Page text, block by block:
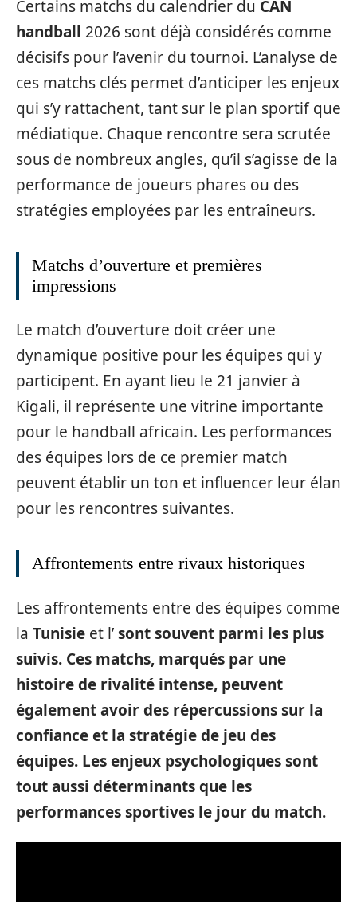
Certains matchs du calendrier du CAN
handball 2026 sont déjà considérés comme
décisifs pour l’avenir du tournoi. L’analyse de
ces matchs clés permet d’anticiper les enjeux
qui s’y rattachent, tant sur le plan sportif que
médiatique. Chaque rencontre sera scrutée
sous de nombreux angles, qu’il s’agisse de la
performance de joueurs phares ou des
stratégies employées par les entraîneurs.
Matchs d’ouverture et premières
impressions
Le match d’ouverture doit créer une
dynamique positive pour les équipes qui y
participent. En ayant lieu le 21 janvier à
Kigali, il représente une vitrine importante
pour le handball africain. Les performances
des équipes lors de ce premier match
peuvent établir un ton et influencer leur élan
pour les rencontres suivantes.
Affrontements entre rivaux historiques
Les affrontements entre des équipes comme
la Tunisie et l’sont souvent parmi les plus
suivis. Ces matchs, marqués par une
histoire de rivalité intense, peuvent
également avoir des répercussions sur la
confiance et la stratégie de jeu des
équipes. Les enjeux psychologiques sont
tout aussi déterminants que les
performances sportives le jour du match.